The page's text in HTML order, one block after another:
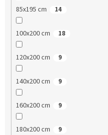
85x195 cm 14
100x200 cm 18
120x200 cm 9
140x200 cm 9
160x200 cm 9
180x200 cm 9